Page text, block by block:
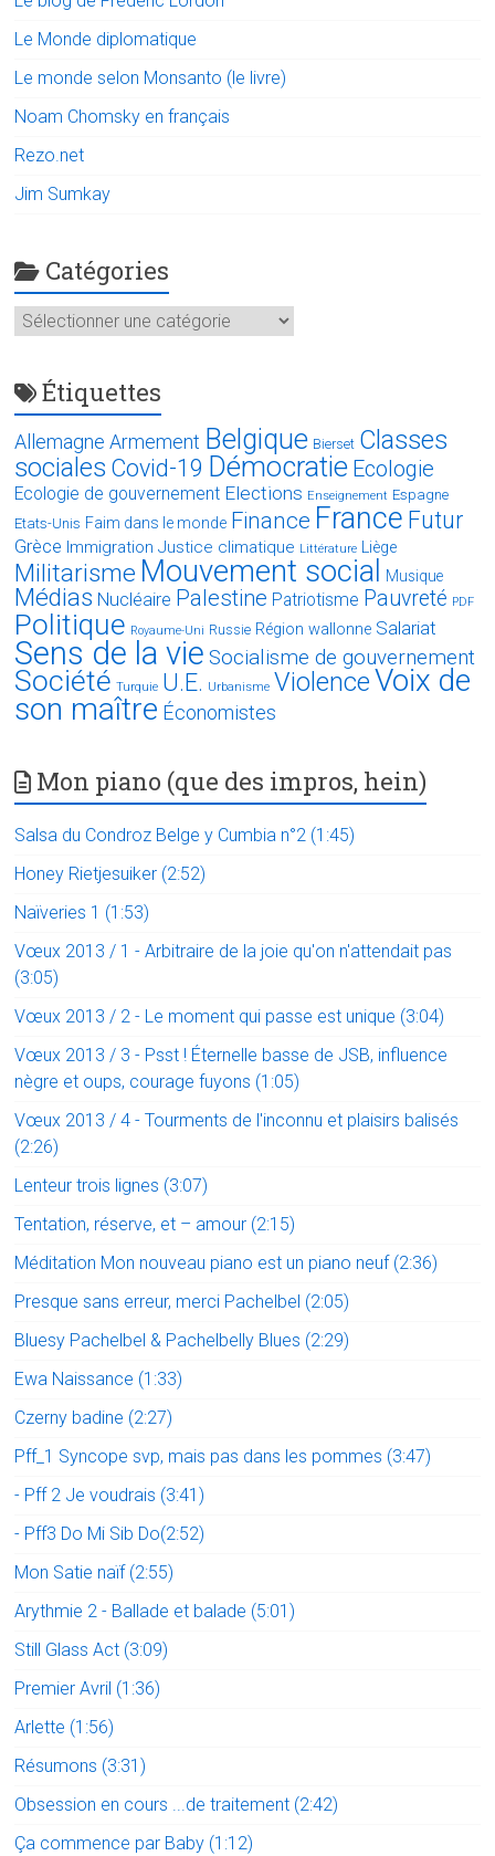
Le Monde diplomatique
Le monde selon Monsanto (le livre)
Noam Chomsky en français
Rezo.net
Jim Sumkay
Catégories
Catégories
Étiquettes
Allemagne Armement Belgique Bierset Classes
sociales Covid-19 Démocratie Ecologie
Ecologie de gouvernement Elections Enseignement Espagne
Etats-Unis Faim dans le monde Finance France Futur
Grèce Immigration Justice climatique Littérature Liège
Militarisme Mouvement social Musique
Médias Nucléaire Palestine Patriotisme Pauvreté PDF
Politique Royaume-Uni Russie Région wallonne Salariat
Sens de la vie Socialisme de gouvernement
Société Turquie U.E. Urbanisme ViolenceVoix de
son maître Économistes
Mon piano (que des impros, hein)
Salsa du Condroz Belge y Cumbia n°2 (1:45)
Honey Rietjesuiker (2:52)
Naïveries 1 (1:53)
Vœux 2013 / 1 - Arbitraire de la joie qu'on n'attendait pas
(3:05)
Vœux 2013 / 2 - Le moment qui passe est unique (3:04)
Vœux 2013 / 3 - Psst ! Éternelle basse de JSB, influence
nègre et oups, courage fuyons (1:05)
Vœux 2013 / 4 - Tourments de l'inconnu et plaisirs balisés
(2:26)
Lenteur trois lignes (3:07)
Tentation, réserve, et – amour (2:15)
Méditation Mon nouveau piano est un piano neuf (2:36)
Presque sans erreur, merci Pachelbel (2:05)
Bluesy Pachelbel & Pachelbelly Blues (2:29)
Ewa Naissance (1:33)
Czerny badine (2:27)
Pff_1 Syncope svp, mais pas dans les pommes (3:47)
- Pff 2 Je voudrais (3:41)
- Pff3 Do Mi Sib Do(2:52)
Mon Satie naïf (2:55)
Arythmie 2 - Ballade et balade (5:01)
Still Glass Act (3:09)
Premier Avril (1:36)
Arlette (1:56)
Résumons (3:31)
Obsession en cours ...de traitement (2:42)
Ça commence par Baby (1:12)